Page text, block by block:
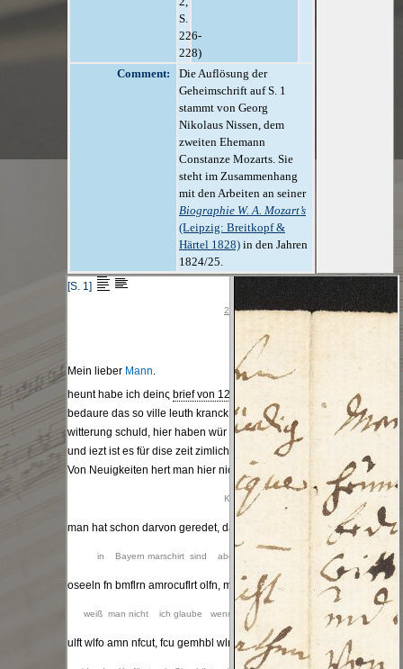
S.
226-
228)
Comment:
Die Auflösung der
Geheimschrift auf S. 1
stammt von Georg
Nikolaus Nissen, dem
zweiten Ehemann
Constanze Mozarts. Sie
steht im Zusammenhang
mit den Arbeiten an seiner
Biographie W. A. Mozart’s
(Leipzig: Breitkopf &
Härtel 1828) in den Jahren
1824/25.